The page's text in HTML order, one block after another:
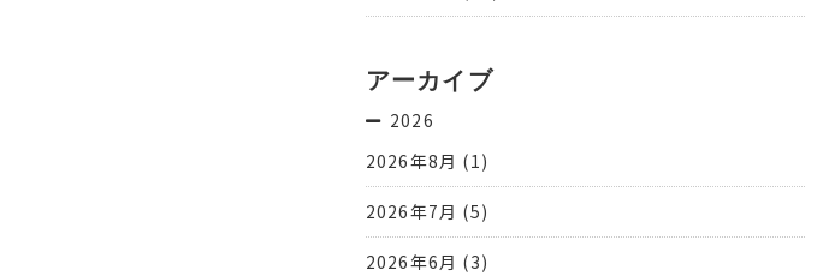
アーカイブ
2026
2026年8月 (1)
2026年7月 (5)
2026年6月 (3)